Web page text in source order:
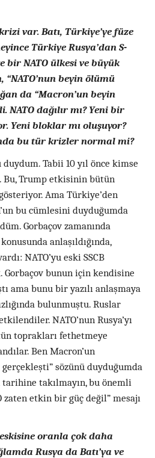
var. Batı, Türkiye’ye füze
Türkiye Rusya’dan S-
bir NATO ülkesi ve büyük
beyin ölümü
da “Macron’un beyin
NATO dağılır mı? Yeni bir
Yeni bloklar mı oluşuyor?
bu tür krizler normal mi?
Tabii 10 yıl önce kimse
Bu, Trump etkisinin bütün
Ama Türkiye’den
bu cümlesini duyduğumda
Gorbaçov zamanında
anlaşıldığında,
NATO’yu eski SSCB
Gorbaçov bunun için kendisine
ama bunu bir yazılı anlaşmaya
bulunmuştu. Ruslar
NATO’nun Rusya’yı
toprakları fethetmeye
Ben Macron’un
gerçekleşti” sözünü duyduğumda
tarihine takılmayın, bu önemli
zaten etkin bir güç değil” mesajı
oranla çok daha
Rusya da Batı’ya ve